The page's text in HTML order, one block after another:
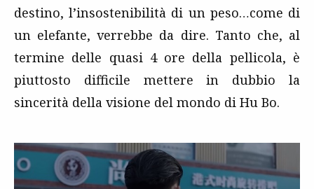
destino, l’insostenibilità di un peso…come di
un elefante, verrebbe da dire. Tanto che, al
termine delle quasi 4 ore della pellicola, è
piuttosto difficile mettere in dubbio la
sincerità della visione del mondo di Hu Bo.